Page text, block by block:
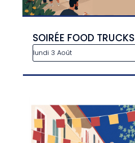
SOIRÉE FOOD TRUCKS
lundi 3 Août